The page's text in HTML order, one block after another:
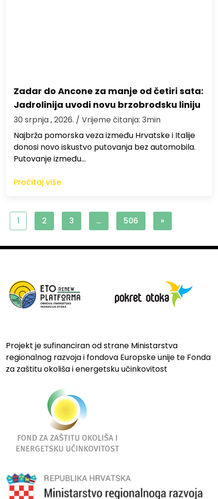
Zadar do Ancone za manje od četiri sata:
Jadrolinija uvodi novu brzobrodsku liniju
30 srpnja , 2026. / Vrijeme čitanja: 3min
Najbrža pomorska veza između Hrvatske i Italije
donosi novo iskustvo putovanja bez automobila.
Putovanje između…
Pročitaj više
1 2 3 … 506 »
Projekt je sufinanciran od strane Ministarstva
regionalnog razvoja i fondova Europske unije te Fonda
za zaštitu okoliša i energetsku učinkovitost